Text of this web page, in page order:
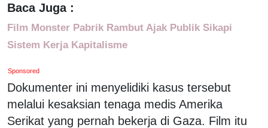
Baca Juga :
Film Monster Pabrik Rambut Ajak Publik Sikapi
Sistem Kerja Kapitalisme
Sponsored
Dokumenter ini menyelidiki kasus tersebut
melalui kesaksian tenaga medis Amerika
Serikat yang pernah bekerja di Gaza. Film itu